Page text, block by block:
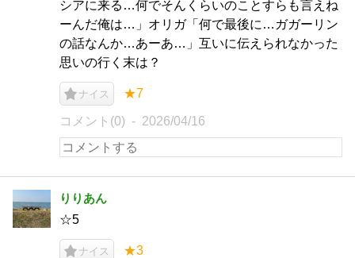
シアに来る…何でそんくらいのことすらも言えね
ーんだ俺は…」オリガ「何で最後に…ガガーリン
の話なんか…あーあ…」互いに伝えられなかった
思いの行く末は？
ナイス ★7
コメント(0) 2026/04/16
りりあん
☆5
ナイス ★3